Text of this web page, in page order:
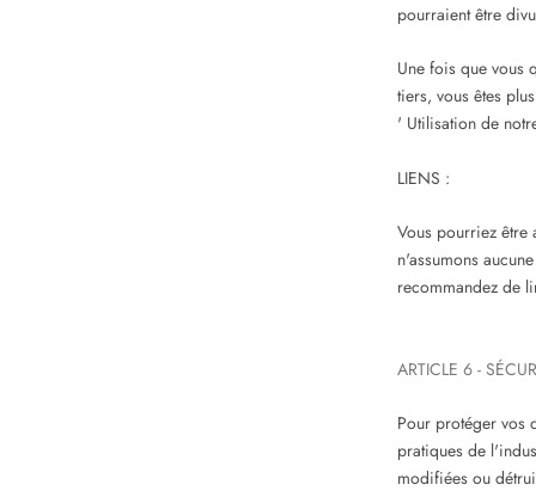
pourraient être
Une fois que vous
tiers, vous êtes
' Utilisation de
LIENS :
Vous pourriez être
n'assumons
recommandez de
ARTICLE 6 -
Pour protéger vos
pratiques de
modifiées ou